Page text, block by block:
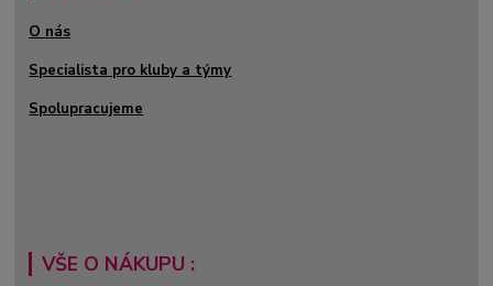
O nás
Specialista pro kluby a týmy
Spolupracujeme
VŠE O NÁKUPU :